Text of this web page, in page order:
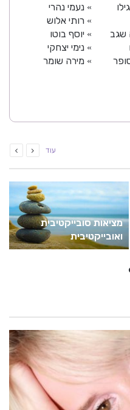
שגב
» נעמי נהרי
» רותי אלוש
» יוסף בוטו
» נימי יצחקי
» מירה שומר
עוד
מציאות סובייקטיבית
ואובייקטיבית